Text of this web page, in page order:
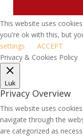
This website uses
you're ok with this, but
settings
ACCEPT
Privacy & Cookies Policy
Luk
Privacy Overview
This website uses
navigate through the
are categorized as